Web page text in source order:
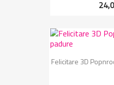
Felicitare 3D